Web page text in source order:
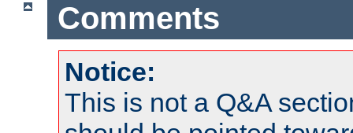
Comments
Notice:
This is not a Q&A